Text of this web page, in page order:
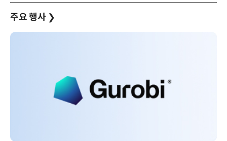
주요 행사 ❯